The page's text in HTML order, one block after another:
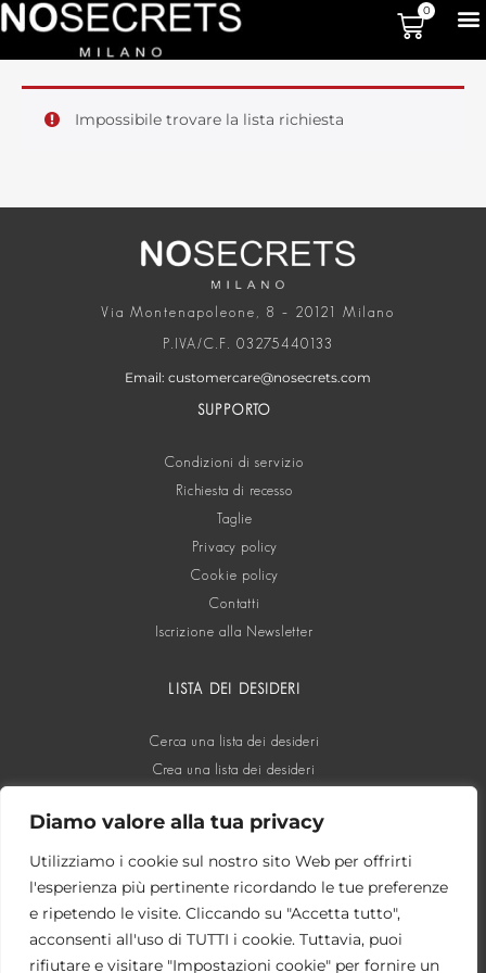
Diamo valore alla tua privacy
Utilizziamo i cookie sul nostro sito Web per offrirti
l'esperienza più pertinente ricordando le tue preferenze
e ripetendo le visite. Cliccando su "Accetta tutto",
acconsenti all'uso di TUTTI i cookie. Tuttavia, puoi
rifiutare e visitare "Impostazioni cookie" per fornire un
0
Impossibile trovare la lista richiesta
Via Montenapoleone, 8 – 20121 Milano
P.IVA/C.F. 03275440133
Email: customercare@nosecrets.com
SUPPORTO
Condizioni di servizio
Richiesta di recesso
Taglie
Privacy policy
Cookie policy
Contatti
Iscrizione alla Newsletter
LISTA DEI DESIDERI
Cerca una lista dei desideri
Crea una lista dei desideri
SOCIAL